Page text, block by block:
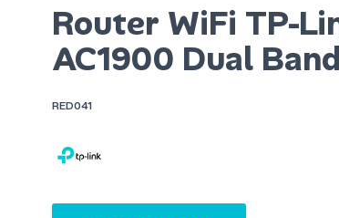
Router WiFi TP-
AC1900 Dual
RED041